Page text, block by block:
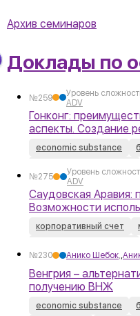
Архив семинаров
Доклады по
№259
Уровень
ADV
Гонконг:
аспекты. Создание
economic substance
№275
Уровень
ADV
Саудовская Аравия:
Возможности
корпоративный счет
№230
Анико Шебок,,
Венгрия –
получению ВНЖ
economic substance